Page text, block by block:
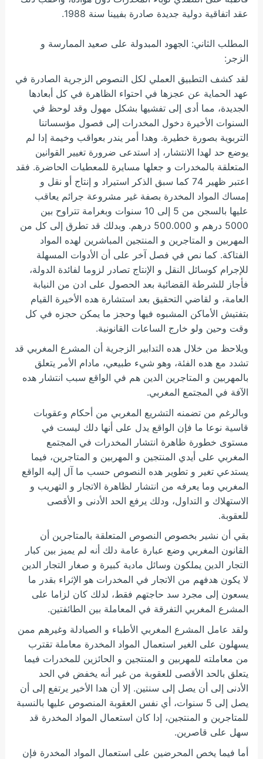
عقد اتفاقية دولية جديدة صادرة بفيينا سنة 1988.
المطلب الثاني: الجهود المبدولة على صعيد الممارسة و
الزجر:
لقد كشف التطبيق العملي لكل النصوص الزجرية الصادرة في
عهد الحماية عن عجزها في احتواء الظاهرة في كل أبعادها
الجديدة، مما أدى إلى تفشيها بشكل مهول وقد لوحظ في
السنوات الأخيرة دخول المخدرات إلى فصول مؤسساتنا
التربوية بصورة خطيرة. وهدا أمر يندر بعواقب وخيمة إدا لم
يوضع حد لهدا الانتشار، إد استدعى ضرورة تغيير القوانين
المتعلقة بالمخدرات و جعلها مسايرة للمعطيات الحاضرة. فقد
اعتبر ظهير 74 كما سبق الذكر استيراد و إنتاج أو نقل و
إمساك المواد المخدرة بصفة غير مشروعة جرائم يعاقب
عليها بالسجن من 5 إلى 10 سنوات وبغرامة تتراوح بين
5000 درهم و 500.000 درهم. وبدلك قد تطرق إلى كل من
المهربين و المتاجرين و المنتجين المباشرين لهده المواد
الفتاكة. كما نص في فصل آخر على أن الأدوات المسهلة
للإجرام كوسائل النقل و الإنتاج تصادر لزوما لفائدة الدولة،
فأجاز للشرطة القضائية بعد الحصول على ادن من النيابة
العامة، و لقاضي التحقيق بعد استشارة هده الأخيرة القيام
بتفتيش الأماكن المشبوه فيها وحجز ما يمكن حجزه في كل
وقت وحين ولو خارج الساعات القانونية.
ويلاحظ من خلال هده التدابير الزجرية أن المشرع المغربي قد
تشدد مع هده الفئة، وهو شيء طبيعي، مادام الأمر يتعلق
بالمهربين و المتاجرين الدين هم في الواقع سبب انتشار هده
الآفة في المجتمع المغربي.
وبالرغم من تضمنه التشريع المغربي من أحكام وعقوبات
قاسية نوعا ما فإن الواقع يدل على أنها دلك ليست في
مستوى خطورة ظاهرة انتشار المخدرات في المجتمع
المغربي على أيدي المنتجين و المهربين و المتاجرين، فيما
يستدعي تغير و تطوير هده النصوص حسب ما آل إليه الواقع
المغربي وما يعرفه من انتشار لظاهرة الاتجار و التهريب و
الاستهلاك و التداول، ودلك يرفع الحد الأدنى و الأقصى
للعقوبة.
بقي أن نشير بخصوص النصوص المتعلقة بالمتاجرين أن
القانون المغربي وضع عبارة عامة دلك أنه لم يميز بين كبار
التجار الدين يملكون وسائل مادية كبيرة و صغار التجار الدين
لا يكون هدفهم من الاتجار في المخدرات هو الإثراء بقدر ما
يسعون إلى مجرد سد حاجتهم فقط، لدلك كان لزاما على
المشرع المغربي التفرقة في المعاملة بين الطائفتين.
ولقد عامل المشرع المغربي الأطباء و الصيادلة وغيرهم ممن
يسهلون على الغير استعمال المواد المخدرة معاملة تقترب
من معاملته للمهربين و المنتجين و الحائزين للمخدرات فيما
يتعلق بالحد الأقصى للعقوبة من غير أنه يخفض في الحد
الأدنى إلى أن يصل إلى سنتين. إلا أن هدا الأخير يرتفع إلى أن
يصل إلى 5 سنوات، أي نفس العقوبة المنصوص عليها بالنسبة
للمتاجرين و المنتجين، إدا كان استعمال المواد المخدرة قد
سهل على قاصرين.
أما فيما يخص المحرضين على استعمال المواد المخدرة فإن